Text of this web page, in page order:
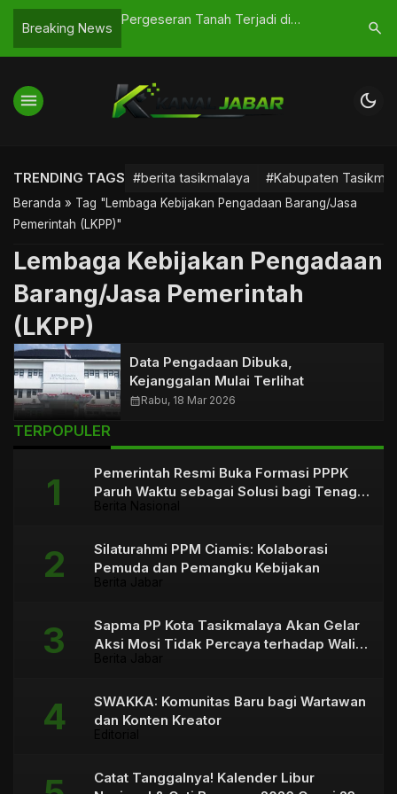
Breaking News
Pergeseran Tanah Terjadi di
Waspada
bagi
search
menu dark_mode
TRENDING TAGS #berita tasikmalaya #Kabupaten
Beranda » Tag "Lembaga Kebijakan Pengadaan Barang/Jasa
Pemerintah (LKPP)"
Lembaga Kebijakan Pengadaan
Barang/Jasa Pemerintah
(LKPP)
Data Pengadaan Dibuka,
Kejanggalan Mulai Terlihat
calendar_monthRabu, 18 Mar 2026
TERPOPULER
Pemerintah Resmi Buka Formasi PPPK
Paruh Waktu sebagai Solusi bagi Tenaga
Silaturahmi PPM Ciamis: Kolaborasi
Pemuda dan Pemangku Kebijakan
Sapma PP Kota Tasikmalaya Akan Gelar
Aksi Mosi Tidak Percaya terhadap Wali
SWAKKA: Komunitas Baru bagi Wartawan
dan Konten Kreator
Catat Tanggalnya! Kalender Libur